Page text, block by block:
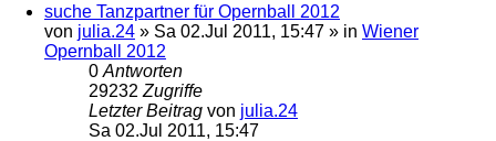
suche Tanzpartner für Opernball 2012
von julia.24 » Sa 02.Jul 2011, 15:47 » in Wiener
Opernball 2012
0 Antworten
29232 Zugriffe
Letzter Beitrag von julia.24
Sa 02.Jul 2011, 15:47